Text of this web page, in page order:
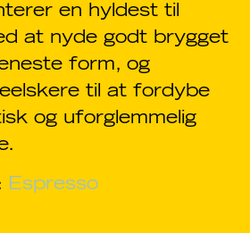
en hyldest til
at nyde godt brygget
form, og
til at fordybe
og uforglemmelig
Espresso